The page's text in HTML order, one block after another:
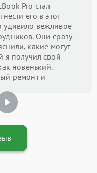
Pro стал
его в этот
удивило вежливое
Они сразу
какие могут
я получил свой
новенький.
ремонт и